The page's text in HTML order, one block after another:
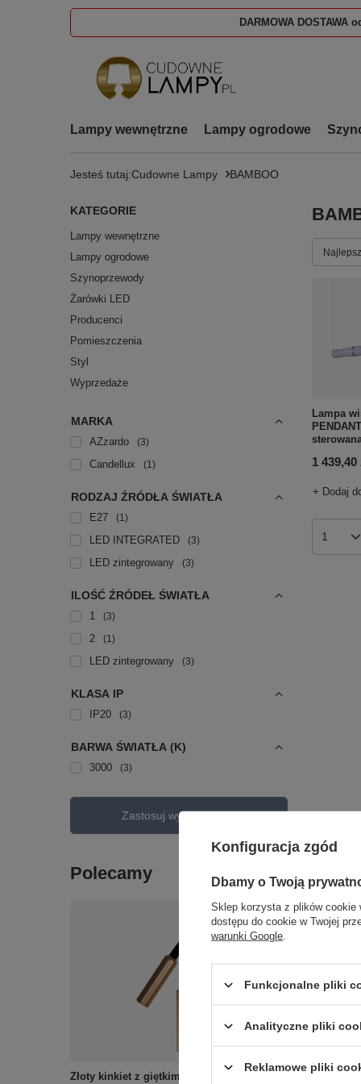
DARMOWA DOSTAWA
Lampy wewnętrzne Lampy ogrodowe
Jesteś tutaj:Cudowne Lampy BAMBOO
KATEGORIE
Lampy wewnętrzne
Lampy ogrodowe
Szynoprzewody
Żarówki LED
Producenci
Pomieszczenia
Styl
Wyprzedaże
MARKA
AZzardo 3
Candellux 1
RODZAJ ŹRÓDŁA ŚWIATŁA
E27 1
LED INTEGRATED 3
LED zintegrowany 3
ILOŚĆ ŹRÓDEŁ ŚWIATŁA
1 3
2 1
LED zintegrowany 3
KLASA IP
IP20 3
BARWA ŚWIATŁA (K)
3000 3
Zastosuj wybrane filtry
Zmień
Lampa
1 439,40
+ Dodaj
Ilość
Polecamy
Złoty kinkiet z giętkim ramieniem LED
Kinkiet
Konfiguracja zgód
Dbamy o Twoją
Sklep korzysta z plików cookie
dostępu do cookie w Twojej
warunki Google
Funkcjonalne pliki
Analityczne pliki
Reklamowe pliki